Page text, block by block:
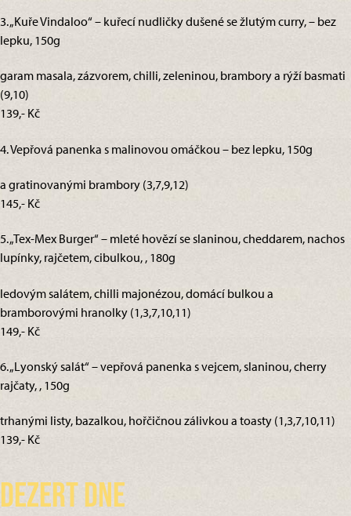
3. „Kuře Vindaloo“ – kuřecí nudličky dušené se žlutým curry, – bez
lepku, 150g
garam masala, zázvorem, chilli, zeleninou, brambory a rýží basmati
(9,10)
139,- Kč
4. Vepřová panenka s malinovou omáčkou – bez lepku, 150g
a gratinovanými brambory (3,7,9,12)
145,- Kč
5. „Tex-Mex Burger“ – mleté hovězí se slaninou, cheddarem, nachos
lupínky, rajčetem, cibulkou, , 180g
ledovým salátem, chilli majonézou, domácí bulkou a
bramborovými hranolky (1,3,7,10,11)
149,- Kč
6. „Lyonský salát“ – vepřová panenka s vejcem, slaninou, cherry
rajčaty, , 150g
trhanými listy, bazalkou, hořčičnou zálivkou a toasty (1,3,7,10,11)
139,- Kč
Dezert dne